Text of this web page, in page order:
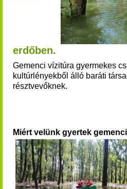
erdőben.
Gemenci vízitúra gyermekes
kultúrlényekből álló baráti
résztvevőknek.
Miért velünk gyertek